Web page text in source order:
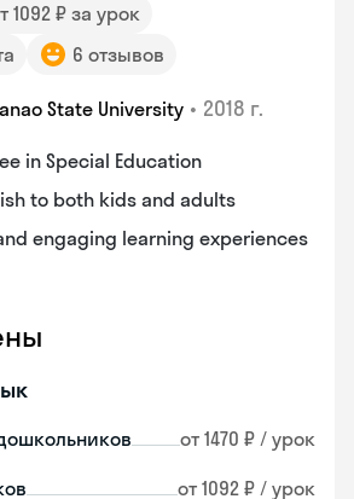
1092 ₽ за урок
6 отзывов
State University • 2018 г.
in Special Education
to both kids and adults
engaging learning experiences
от 1470 ₽ / урок
от 1092 ₽ / урок